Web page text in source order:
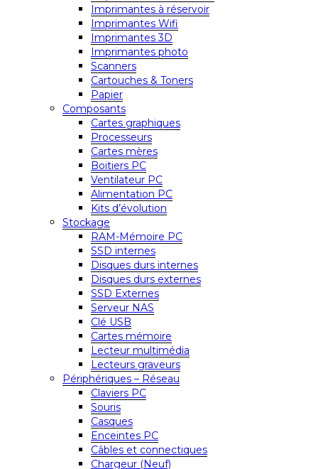
Imprimantes à réservoir
Imprimantes Wifi
Imprimantes 3D
Imprimantes photo
Scanners
Cartouches & Toners
Papier
Composants
Cartes graphiques
Processeurs
Cartes mères
Boitiers PC
Ventilateur PC
Alimentation PC
Kits d’évolution
Stockage
RAM-Mémoire PC
SSD internes
Disques durs internes
Disques durs externes
SSD Externes
Serveur NAS
Clé USB
Cartes mémoire
Lecteur multimédia
Lecteurs graveurs
Périphériques – Réseau
Claviers PC
Souris
Casques
Enceintes PC
Câbles et connectiques
Chargeur (Neuf)